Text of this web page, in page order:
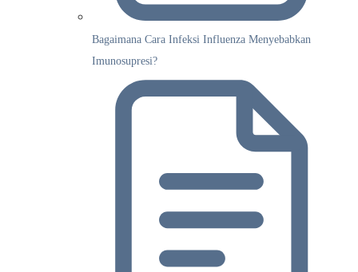
Bagaimana Cara Infeksi Influenza Menyebabkan
Imunosupresi?